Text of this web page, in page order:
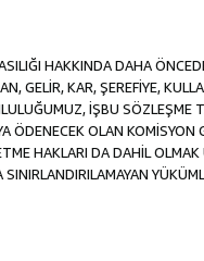
HAKKINDA DAHA
GELİR, KAR, ŞEREFİYE,
İŞBU SÖZLEŞME
OLAN
HAKLARI DA DAHİL